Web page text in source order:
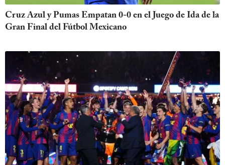
Cruz Azul y Pumas Empatan 0-0 en el Juego de Ida de la
Gran Final del Fútbol Mexicano